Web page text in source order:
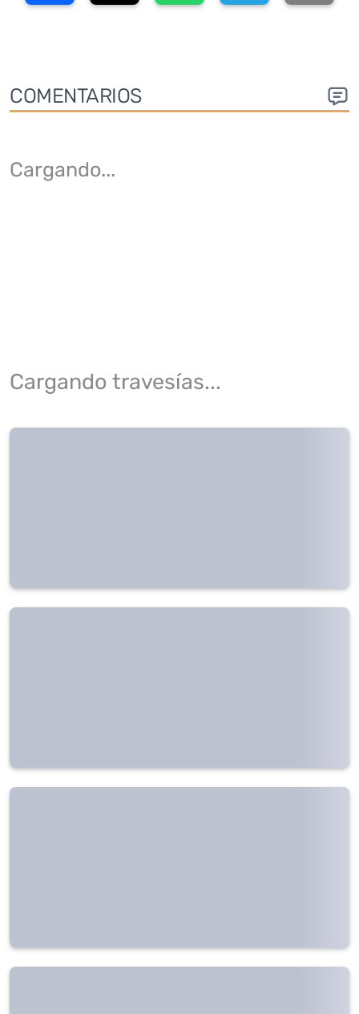
COMENTARIOS
Cargando...
Cargando travesías...